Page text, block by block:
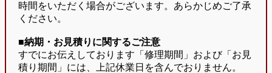
時間をいただく場合がございます。あらかじめご了承
ください。
■納期・お見積りに関するご注意
すでにお伝えしております「修理期間」および「お見
積り期間」には、上記休業日を含んでおりません。